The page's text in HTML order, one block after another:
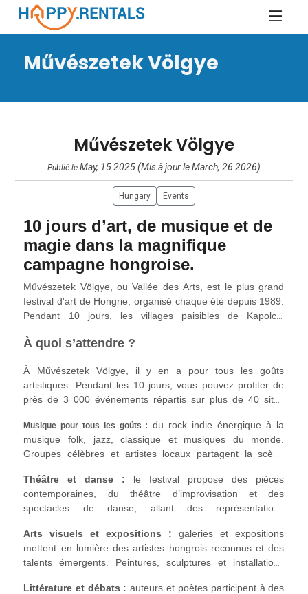
Művészetek Völgye
Művészetek Völgye
Publié le May, 15 2025 (Mis à jour le March, 26 2026)
Hungary Events
10 jours d’art, de musique et de
magie dans la magnifique
campagne hongroise.
Művészetek Völgye, ou Vallée des Arts, est le plus grand
festival d'art de Hongrie, organisé chaque été depuis 1989.
Pendant 10 jours, les villages paisibles de Kapolcs,
musique, du théâtre, des arts visuels, de la littérature et
événement local est devenu une immense célébration de la
créativité, attirant des artistes et des visiteurs de Hongrie et
du monde entier. C'est l'endroit idéal pour tous ceux qui
À quoi s’attendre ?
À Művészetek Völgye, il y en a pour tous les goûts
artistiques. Pendant les 10 jours, vous pouvez profiter de
près de 3 000 événements répartis sur plus de 40 sites
Musique pour tous les goûts : du rock indie énergique à la
musique folk, jazz, classique et musiques du monde.
Groupes célèbres et artistes locaux partagent la scène
Théâtre et danse : le festival propose des pièces
contemporaines, du théâtre d’improvisation et des
spectacles de danse, allant des représentations
Arts visuels et expositions :galeries et expositions
mettent en lumière des artistes hongrois reconnus et des
talents émergents. Peintures, sculptures et installations
Littérature et débats : auteurs et poètes participent à des